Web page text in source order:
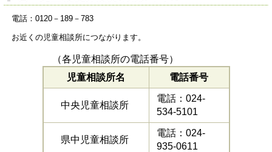
電話：0120－189－783
お近くの児童相談所につながります。
（各児童相談所の電話番号）
児童相談所名
電話番号
中央児童相談所
電話：024-
534-5101
県中児童相談所
電話：024-
935-0611